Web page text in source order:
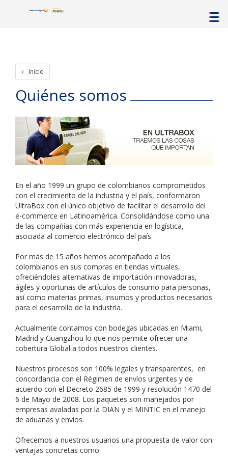
Inicio
Quiénes somos
En el año 1999 un grupo de colombianos comprometidos
con el crecimiento de la industria y el país, conformaron
UltraBox con el único objetivo de facilitar el desarrollo del
e-commerce en Latinoamérica. Consolidándose como una
de las compañías con más experiencia en logística,
asociada al comercio electrónico del país.
Por más de 15 años hemos acompañado a los
colombianos en sus compras en tiendas virtuales,
ofreciéndoles alternativas de importación innovadoras,
ágiles y oportunas de artículos de consumo para personas,
así como materias primas, insumos y productos necesarios
para el desarrollo de la industria.
Actualmente contamos con bodegas ubicadas en Miami,
Madrid y Guangzhou lo que nos permite ofrecer una
cobertura Global a todos nuestros clientes.
Nuestros procesos son 100% legales y transparentes, en
concordancia con el Régimen de envíos urgentes y de
acuerdo con el Decreto 2685 de 1999 y resolución 1470 del
6 de Mayo de 2008. Los paquetes son manejados por
empresas avaladas por la DIAN y el MINTIC en el manejo
de aduanas y envíos.
Ofrecemos a nuestros usuarios una propuesta de valor con
ventajas concretas como: